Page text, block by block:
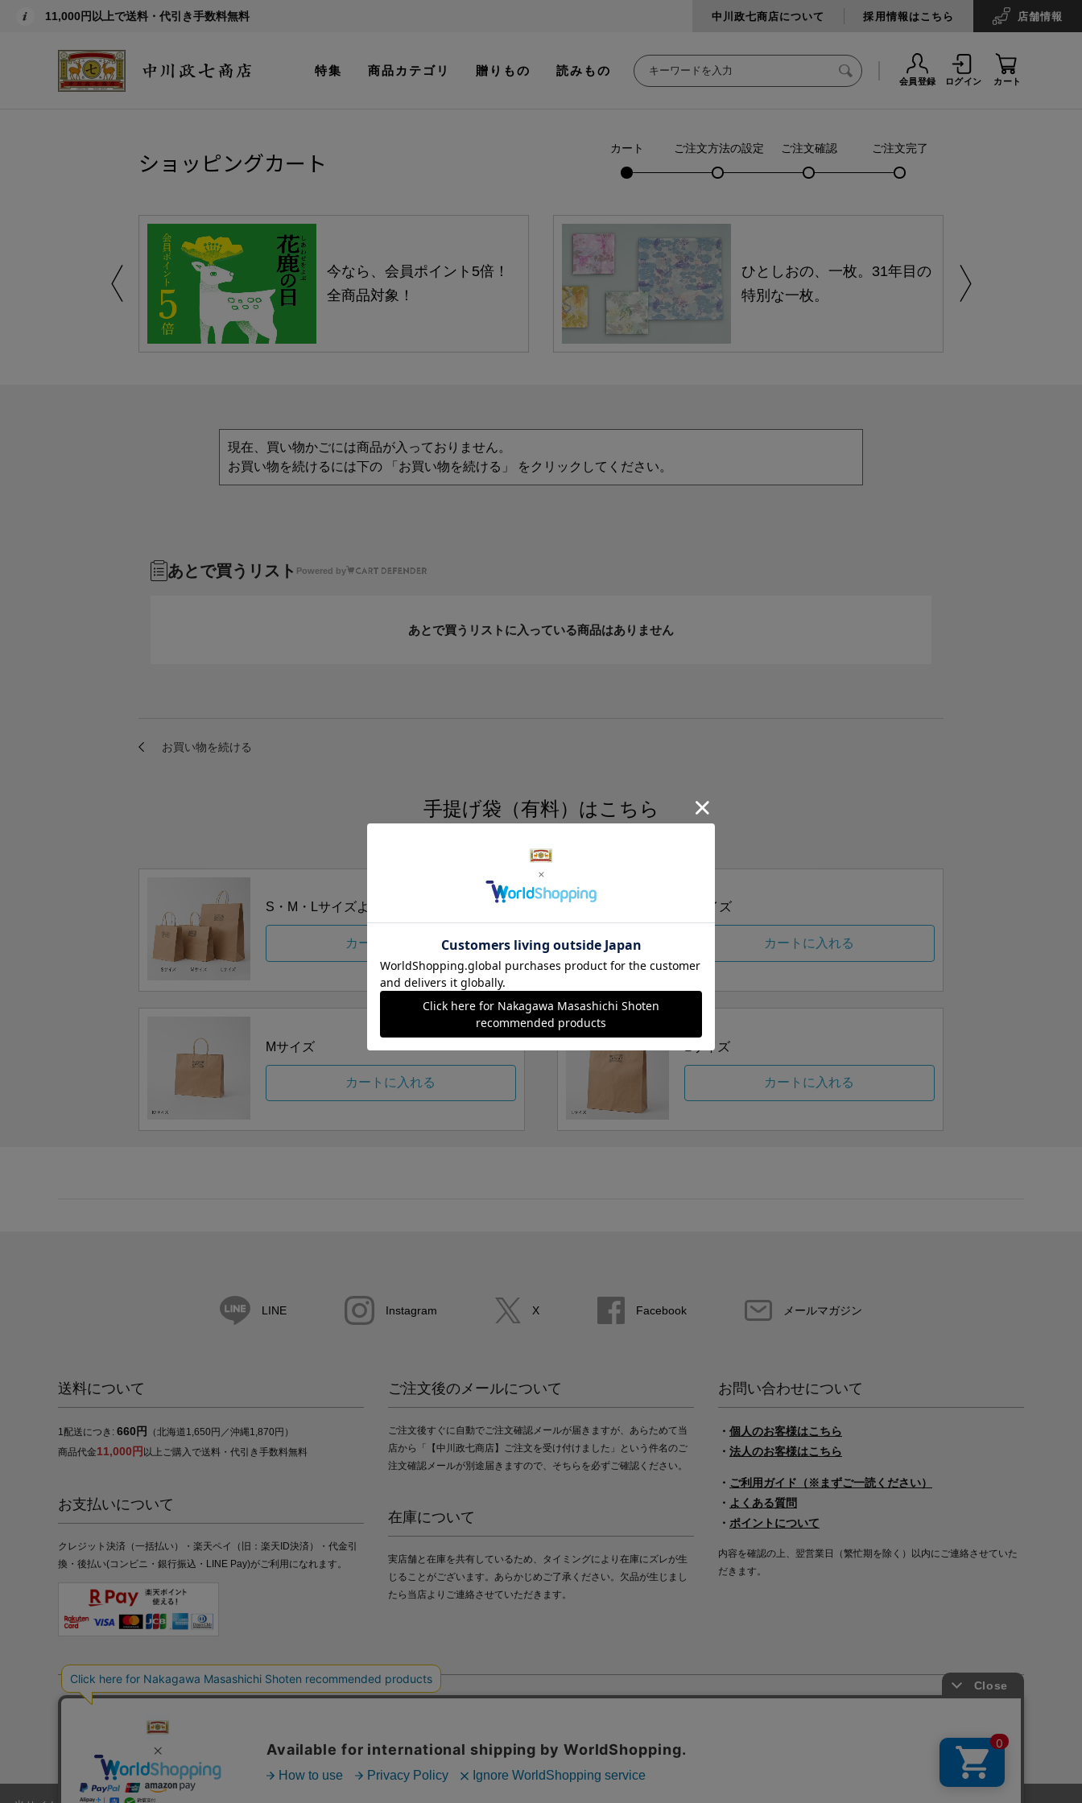
11,000円以上で送料・代引き手数料無料 中川政七商店について 採用情報はこちら 店舗情報
特集 商品カテゴリ 贈りもの 読みもの
会員登録 ログイン カート
ショッピングカート カート ご注文方法の設定 ご注文確認 ご注文完了
今なら、会員ポイント5倍！
全商品対象！
ひとしおの、一枚。31年目の
特別な一枚。
現在、買い物かごには商品が入っておりません。
お買い物を続けるには下の 「お買い物を続ける」 をクリックしてください。
あとで買うリスト Powered by
あとで買うリストに入っている商品はありません
手提げ袋（有料）はこちら
S・M・Lの3つサイズをご用意しております。
S・M・Lサイズより当店にお任せ
カートに入れる
Sサイズ
カートに入れる
Mサイズ
カートに入れる
Lサイズ
カートに入れる
LINE Instagram X Facebook メールマガジン
送料について
1配送につき: 660円
（北海道1,650円／沖縄1,870円）
商品代金11,000円 以上ご購入で送料・代引き手数料無料
お支払いについて
クレジット決済（一括払い）・楽天ペイ（旧：楽天ID決済）・代金引
換・後払い(コンビニ・銀行振込・LINE Pay)がご利用になれます。
ご注文後のメールについて
ご注文後すぐに自動でご注文確認メールが届きますが、あらためて当
店から「【中川政七商店】ご注文を受け付けました」という件名のご
注文確認メールが別途届きますので、そちらを必ずご確認ください。
在庫について
実店舗と在庫を共有しているため、タイミングにより在庫にズレが生
じることがございます。あらかじめご了承ください。欠品が生じまし
たら当店よりご連絡させていただきます。
お問い合わせについて
・ 個人のお客様はこちら
・ 法人のお客様はこちら
・ ご利用ガイド（※まずご一読ください）
・ よくある質問
・ ポイントについて
内容を確認の上、翌営業日（繁忙期を除く）以内にご連絡させていた
だきます。
プライバシーポリシー